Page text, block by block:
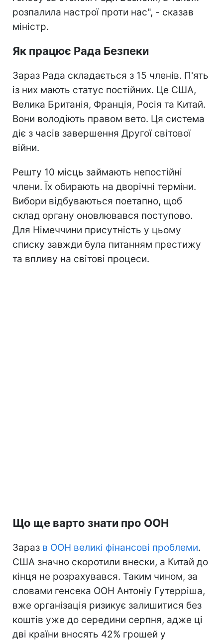
розпалила настрої проти нас", - сказав
міністр.
Як працює Рада Безпеки
Зараз Рада складається з 15 членів. П'ять
із них мають статус постійних. Це США,
Велика Британія, Франція, Росія та Китай.
Вони володіють правом вето. Ця система
діє з часів завершення Другої світової
війни.
Решту 10 місць займають непостійні
члени. Їх обирають на дворічні терміни.
Вибори відбуваються поетапно, щоб
склад органу оновлювався поступово.
Для Німеччини присутність у цьому
списку завжди була питанням престижу
та впливу на світові процеси.
Що ще варто знати про ООН
Зараз в ООН великі фінансові проблеми.
США значно скоротили внески, а Китай до
кінця не розрахувався. Таким чином, за
словами генсека ООН Антоніу Гутерріша,
вже організація ризикує залишитися без
коштів уже до середини серпня, адже ці
дві країни вносять 42% грошей у